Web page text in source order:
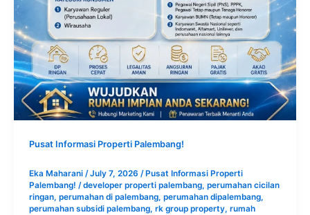
Pusat Informasi Properti Palembang!
Eka Maharani /July 7, 2026 / Pusat Informasi Properti
Palembang! /developer properti palembang, perumahan cicilan
ringan, perumahan di palembang, perumahan dipalembang,
perumahan subsidi palembang, rk group property, rumah